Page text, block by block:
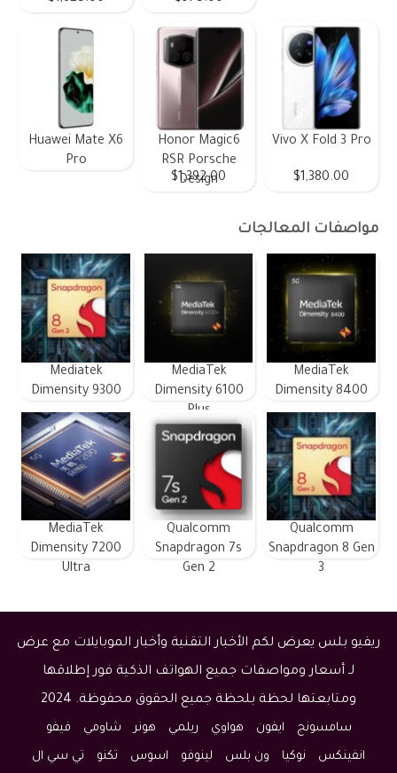
Vivo X Fold 3 Pro
$1,380.00
Honor Magic6
RSR Porsche
Design
$1,392.00
Huawei Mate X6
Pro
مواصفات المعالجات
MediaTek
Dimensity 8400
MediaTek
Dimensity 6100
Plus
Mediatek
Dimensity 9300
Qualcomm
Snapdragon 8 Gen
3
Qualcomm
Snapdragon 7s
Gen 2
MediaTek
Dimensity 7200
Ultra
ريفيو بلس يعرض لكم الأخبار التقنية وأخبار الموبايلات مع عرض
لـ أسعار ومواصفات جميع الهواتف الذكية فور إطلاقها
ومتابعتها لحظة بلحظة جميع الحقوق محفوظة. 2024
سامسونج ايفون هواوي ريلمي هونر شاومي فيفو
انفينكس نوكيا ون بلس لينوفو اسوس تكنو تي سي ال